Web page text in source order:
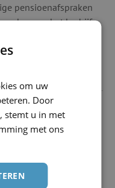
pensioenafspraken
het bedrijf
onder de
je
om uw
Door
stemt u in met
met ons